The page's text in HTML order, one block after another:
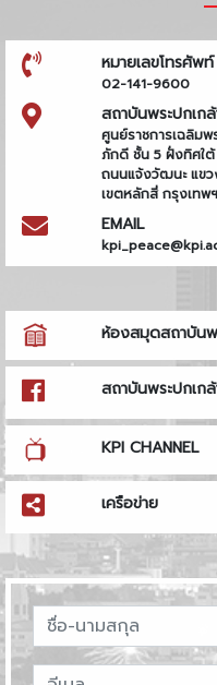
หมายเลขโทรศัพท์
02-141-9600
สถาบันพระปกเก
ศูนย์ราชการเฉลิมพ
ภักดี ชั้น 5 ฝั่งทิศใ
ถนนแจ้งวัฒนะ แข
เขตหลักสี่ กรุงเทพ
EMAIL
ห้องสมุดสถาบันพ
สถาบันพระปกเก
KPI CHANNEL
เครือข่าย